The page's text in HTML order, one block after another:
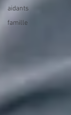
aidants
famille